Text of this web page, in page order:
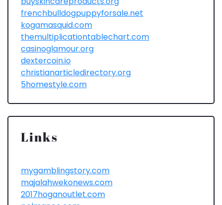
frenchbulldogpuppyforsale.net
kogamasquid.com
themultiplicationtablechart.com
casinoglamour.org
dextercoin.io
christianarticledirectory.org
5homestyle.com
Links
mygamblingstory.com
majalahwekonews.com
2017hoganoutlet.com